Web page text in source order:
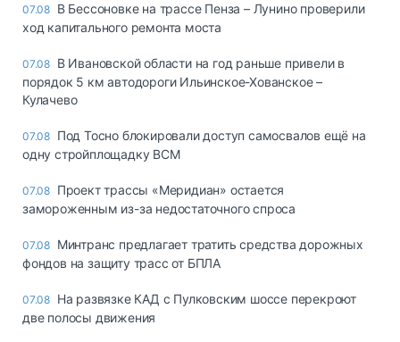
07.08 В Бессоновке на трассе Пенза – Лунино проверили
ход капитального ремонта моста
07.08 В Ивановской области на год раньше привели в
порядок 5 км автодороги Ильинское-Хованское –
Кулачево
07.08 Под Тосно блокировали доступ самосвалов ещё на
одну стройплощадку ВСМ
07.08 Проект трассы «Меридиан» остается
замороженным из-за недостаточного спроса
07.08 Минтранс предлагает тратить средства дорожных
фондов на защиту трасс от БПЛА
07.08 На развязке КАД с Пулковским шоссе перекроют
две полосы движения